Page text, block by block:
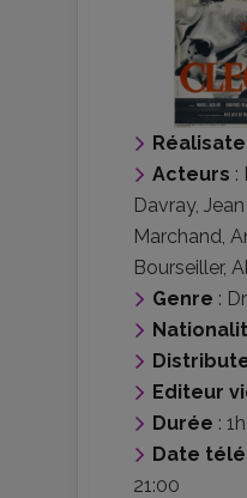
Acteurs :
Davray,
Marchand
Bourseiller,
Genre :
Editeur
Durée :
Date télé
21:00